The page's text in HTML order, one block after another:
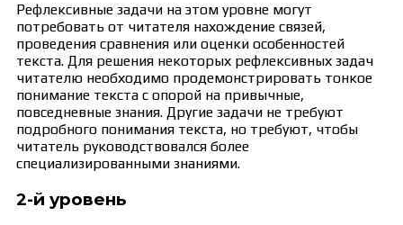
Рефлексивные задачи на этом уровне могут
потребовать от читателя нахождение связей,
проведения сравнения или оценки особенностей
текста. Для решения некоторых рефлексивных задач
читателю необходимо продемонстрировать тонкое
понимание текста с опорой на привычные,
повседневные знания. Другие задачи не требуют
подробного понимания текста, но требуют, чтобы
читатель руководствовался более
специализированными знаниями.
2-й уровень